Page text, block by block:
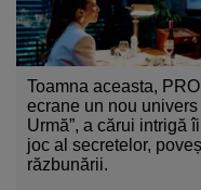
Toamna aceasta,
ecrane un nou
Urmă”, a cărui intrigă
joc al secretelor,
răzbunării.